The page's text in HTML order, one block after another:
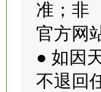
村是根
准；非
官方网
● 如因